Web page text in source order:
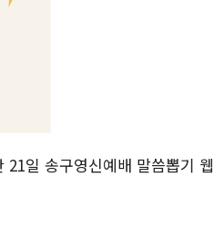
일 송구영신예배 말씀뽑기